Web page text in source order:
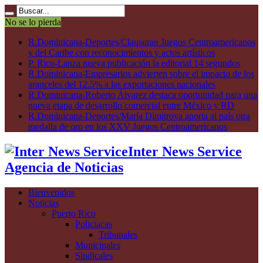
No se lo pierda
R.Dominicana-Deportes/Clausuran Juegos Centroamericanos
y del Caribe con reconocimientos y actos artísticos
P. Rico-Lanza nueva publicación la editorial 14 segundos
R.Dominicana-Empresarios advierten sobre el impacto de los
aranceles del 12.5% a las exportaciones nacionales
R.Dominicana-Roberto Álvarez destaca oportunidad para una
nueva etapa de desarrollo comercial entre México y RD
R.Dominicana-Deportes/María Dimitrova aporta al país otra
medalla de oro en los XXV Juegos Centroamericanos
Inter News Service
Agencia de Noticias
Bienvenidos
Noticias
Puerto Rico
Policiacas
Tribunales
Municipales
Sindicales